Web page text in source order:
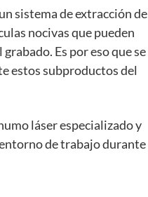
sistema de extracción de
nocivas que pueden
Es por eso que se
estos subproductos del
láser especializado y
de trabajo durante